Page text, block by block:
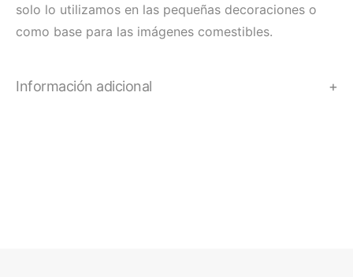
solo lo utilizamos en las pequeñas decoraciones o
como base para las imágenes comestibles.
Información adicional